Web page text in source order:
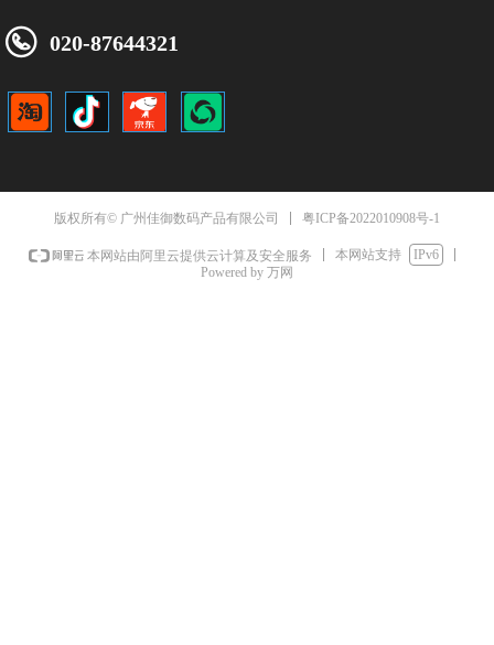
020-87644321
版权所有© 广州佳御数码产品有限公司 粤ICP备2022010908号-1
本网站由阿里云提供云计算及安全服务 本网站支持
IPv6
Powered by 万网